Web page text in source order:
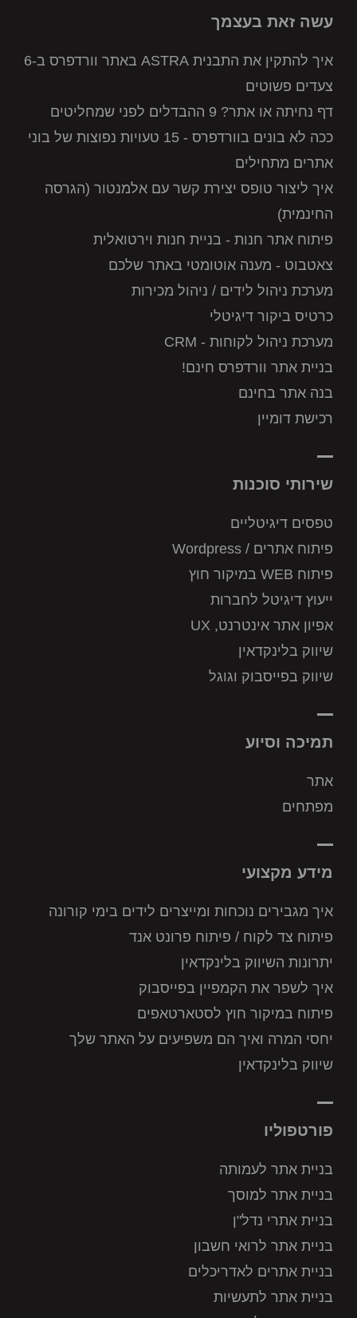
עשה זאת בעצמך
איך להתקין את התבנית ASTRA באתר וורדפרס ב-6
צעדים פשוטים
דף נחיתה או אתר? 9 ההבדלים לפני שמחליטים
ככה לא בונים בוורדפרס - 15 טעויות נפוצות של בוני
אתרים מתחילים
איך ליצור טופס יצירת קשר עם אלמנטור (הגרסה
החינמית)
פיתוח אתר חנות - בניית חנות וירטואלית
צאטבוט - מענה אוטומטי באתר שלכם
מערכת ניהול לידים / ניהול מכירות
כרטיס ביקור דיגיטלי
מערכת ניהול לקוחות - CRM
בניית אתר וורדפרס חינם!
בנה אתר בחינם
רכישת דומיין
שירותי סוכנות
טפסים דיגיטליים
פיתוח אתרים / Wordpress
פיתוח WEB במיקור חוץ
ייעוץ דיגיטל לחברות
אפיון אתר אינטרנט, UX
שיווק בלינקדאין
שיווק בפייסבוק וגוגל
תמיכה וסיוע
אתר
מפתחים
מידע מקצועי
איך מגבירים נוכחות ומייצרים לידים בימי קורונה
פיתוח צד לקוח / פיתוח פרונט אנד
יתרונות השיווק בלינקדאין
איך לשפר את הקמפיין בפייסבוק
פיתוח במיקור חוץ לסטארטאפים
יחסי המרה ואיך הם משפיעים על האתר שלך
שיווק בלינקדאין
פורטפוליו
בניית אתר לעמותה
בניית אתר למוסך
בניית אתרי נדל"ן
בניית אתר לרואי חשבון
בניית אתרים לאדריכלים
בניית אתר לתעשיות